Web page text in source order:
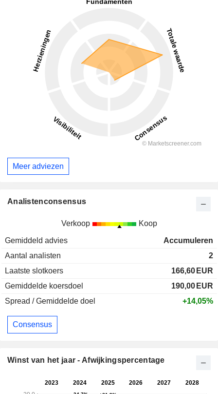
Meer adviezen
Analistenconsensus
Verkoop Koop
Gemiddeld advies
Accumuleren
Aantal analisten
2
Laatste slotkoers
166,60 EUR
Gemiddelde koersdoel
190,00 EUR
Spread / Gemiddelde doel
+14,05%
Consensus
Winst van het jaar - Afwijkingspercentage